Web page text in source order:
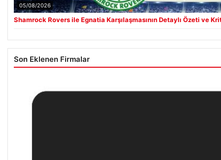
05/08/2026
Shamrock Rovers ile Egnatia Karşılaşmasının Detaylı Özeti ve
Son Eklenen Firmalar